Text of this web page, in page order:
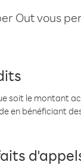
Out vous
soit le montant
en bénéficiant